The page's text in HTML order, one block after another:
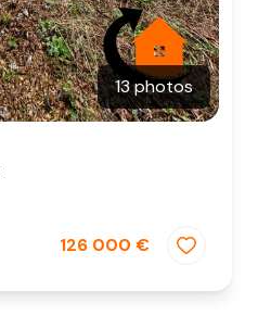
13 photos
126 000 €